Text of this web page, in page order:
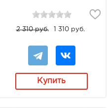
2 310 руб. 1 310 руб.
Купить